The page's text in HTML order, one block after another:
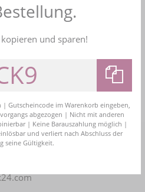
und sparen!
Gutscheincode im Warenkorb eingeben,
abgezogen | Nicht mit anderen
| Keine Barauszahlung möglich |
und verliert nach Abschluss der
seine Gültigkeit.